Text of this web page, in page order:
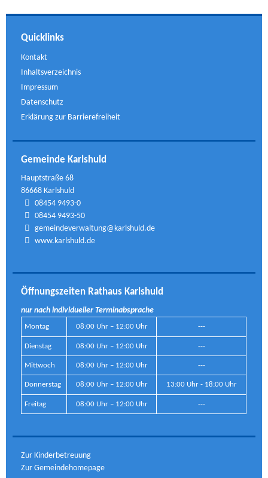
Quicklinks
Kontakt
Inhaltsverzeichnis
Impressum
Datenschutz
Erklärung zur Barrierefreiheit
Gemeinde Karlshuld
Hauptstraße 68
86668 Karlshuld
08454 9493-0
08454 9493-50
gemeindeverwaltung@karlshuld.de
www.karlshuld.de
Öffnungszeiten Rathaus Karlshuld
nur nach individueller Terminabsprache
Montag 08:00 Uhr – 12:00 Uhr ---
Dienstag 08:00 Uhr – 12:00 Uhr ---
Mittwoch 08:00 Uhr – 12:00 Uhr ---
Donnerstag 08:00 Uhr – 12:00 Uhr 13:00 Uhr - 18:00 Uhr
Freitag 08:00 Uhr – 12:00 Uhr ---
Zur Kinderbetreuung
Zur Gemeindehomepage